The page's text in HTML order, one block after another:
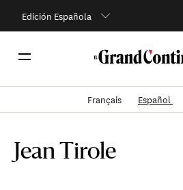
Edición Española
Français Español
Jean Tirole